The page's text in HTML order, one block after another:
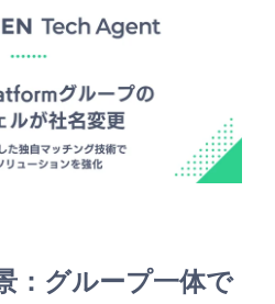
：グループ一体で